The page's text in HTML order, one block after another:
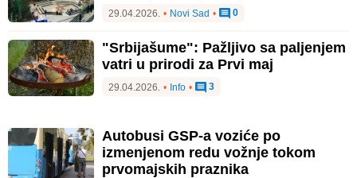
29.04.2026. • Novi Sad • 0
"Srbijašume": Pažljivo sa paljenjem
vatri u prirodi za Prvi maj
29.04.2026. • Info • 3
Autobusi GSP-a voziće po
izmenjenom redu vožnje tokom
prvomajskih praznika